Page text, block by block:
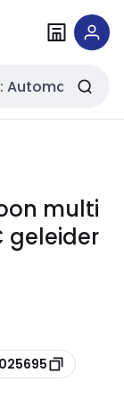
multi
geleider